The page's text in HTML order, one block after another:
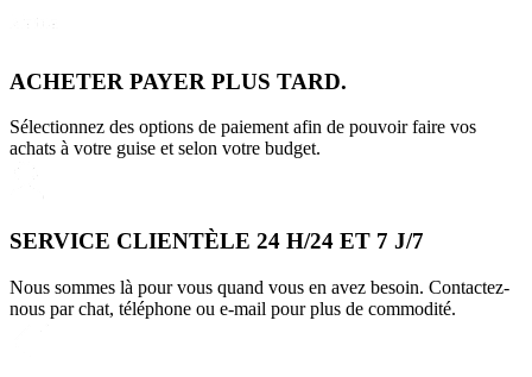
ACHETER PAYER PLUS TARD.
Sélectionnez des options de paiement afin de pouvoir faire vos
achats à votre guise et selon votre budget.
SERVICE CLIENTÈLE 24 H/24 ET 7 J/7
Nous sommes là pour vous quand vous en avez besoin. Contactez-
nous par chat, téléphone ou e-mail pour plus de commodité.